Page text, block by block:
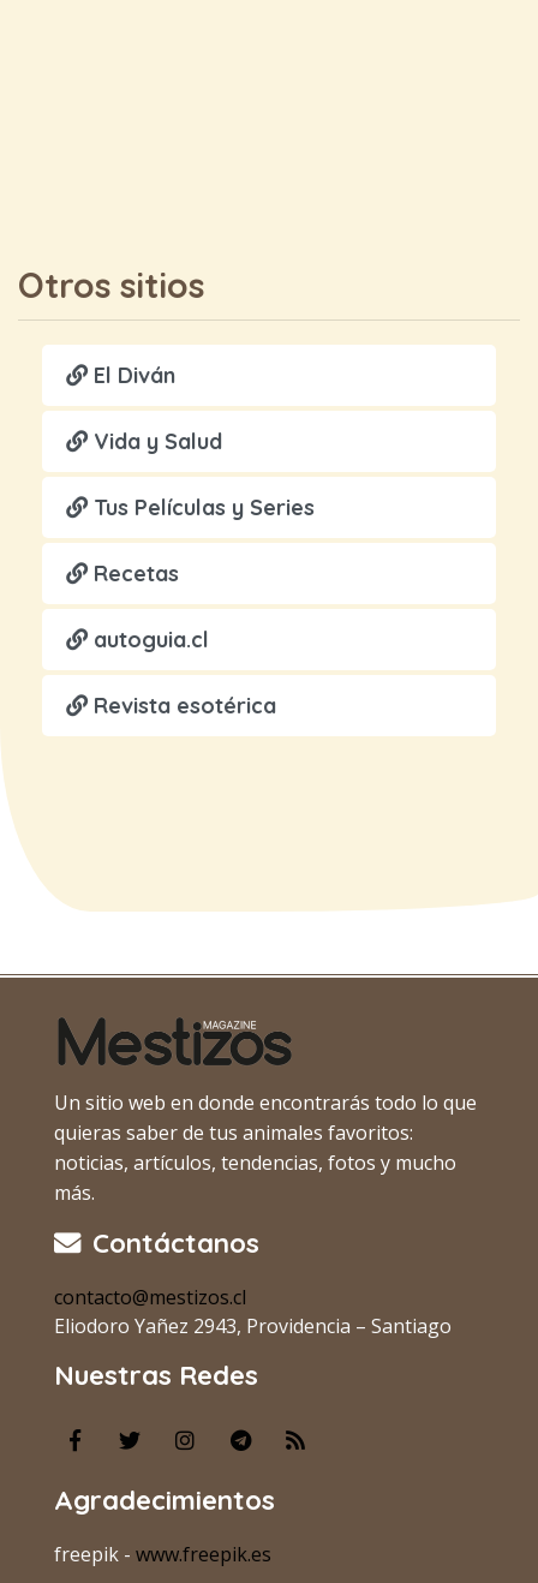
Otros sitios
El Diván
Vida y Salud
Tus Películas y Series
Recetas
autoguia.cl
Revista esotérica
Un sitio web en donde encontrarás todo lo que
quieras saber de tus animales favoritos:
noticias, artículos, tendencias, fotos y mucho
más.
Contáctanos
contacto@mestizos.cl
Eliodoro Yañez 2943, Providencia – Santiago
Nuestras Redes
Agradecimientos
freepik - www.freepik.es